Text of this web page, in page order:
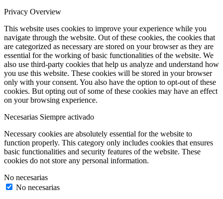
Privacy Overview
This website uses cookies to improve your experience while you
navigate through the website. Out of these cookies, the cookies that
are categorized as necessary are stored on your browser as they are
essential for the working of basic functionalities of the website. We
also use third-party cookies that help us analyze and understand how
you use this website. These cookies will be stored in your browser
only with your consent. You also have the option to opt-out of these
cookies. But opting out of some of these cookies may have an effect
on your browsing experience.
Necesarias Siempre activado
Necessary cookies are absolutely essential for the website to
function properly. This category only includes cookies that ensures
basic functionalities and security features of the website. These
cookies do not store any personal information.
No necesarias
No necesarias